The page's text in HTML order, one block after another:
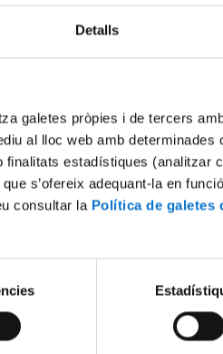
Detalls
galetes pròpies i de tercers
al lloc web amb
estadístiques (analitzar
s’ofereix adequant-la en
consultar la Política de galetes
great
Chert in its